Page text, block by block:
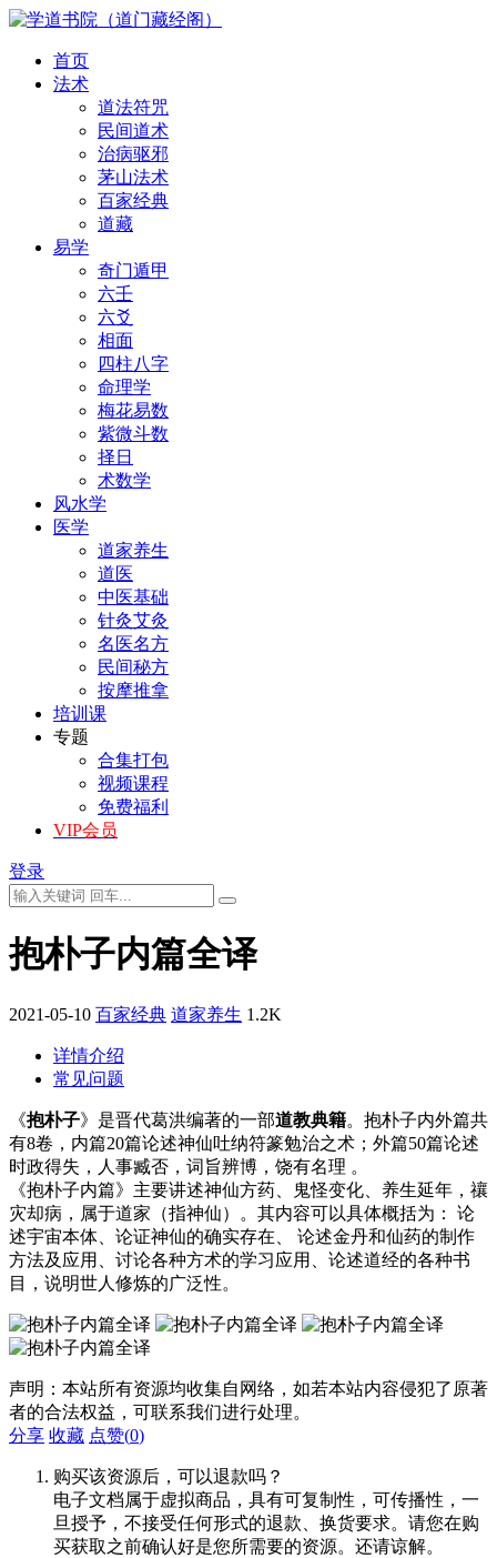
首页
法术
道法符咒
民间道术
治病驱邪
茅山法术
百家经典
道藏
易学
奇门遁甲
六壬
六爻
相面
四柱八字
命理学
梅花易数
紫微斗数
择日
术数学
风水学
医学
道家养生
道医
中医基础
针灸艾灸
名医名方
民间秘方
按摩推拿
培训课
专题
合集打包
视频课程
免费福利
VIP会员
登录
抱朴子内篇全译
2021-05-10 百家经典 道家养生 1.2K
详情介绍
常见问题
《抱朴子》是晋代葛洪编著的一部道教典籍。抱朴子内外篇共
有8卷，内篇20篇论述神仙吐纳符篆勉治之术；外篇50篇论述
时政得失，人事臧否，词旨辨博，饶有名理 。
《抱朴子内篇》主要讲述神仙方药、鬼怪变化、养生延年，禳
灾却病，属于道家（指神仙）。其内容可以具体概括为： 论
述宇宙本体、论证神仙的确实存在、 论述金丹和仙药的制作
方法及应用、讨论各种方术的学习应用、论述道经的各种书
目，说明世人修炼的广泛性。
声明：本站所有资源均收集自网络，如若本站内容侵犯了原著
者的合法权益，可联系我们进行处理。
分享 收藏 点赞(0)
购买该资源后，可以退款吗？
电子文档属于虚拟商品，具有可复制性，可传播性，一
旦授予，不接受任何形式的退款、换货要求。请您在购
买获取之前确认好是您所需要的资源。还请谅解。